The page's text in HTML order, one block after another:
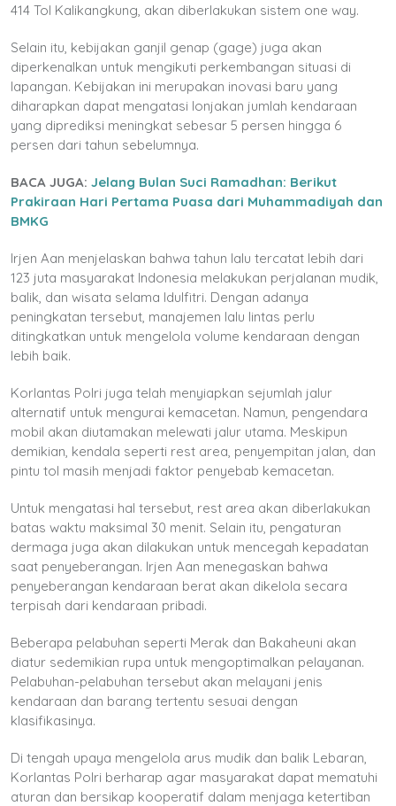
414 Tol Kalikangkung, akan diberlakukan sistem one way.
Selain itu, kebijakan ganjil genap (gage) juga akan
diperkenalkan untuk mengikuti perkembangan situasi di
lapangan. Kebijakan ini merupakan inovasi baru yang
diharapkan dapat mengatasi lonjakan jumlah kendaraan
yang diprediksi meningkat sebesar 5 persen hingga 6
persen dari tahun sebelumnya.
BACA JUGA: Jelang Bulan Suci Ramadhan: Berikut
Prakiraan Hari Pertama Puasa dari Muhammadiyah dan
BMKG
Irjen Aan menjelaskan bahwa tahun lalu tercatat lebih dari
123 juta masyarakat Indonesia melakukan perjalanan mudik,
balik, dan wisata selama Idulfitri. Dengan adanya
peningkatan tersebut, manajemen lalu lintas perlu
ditingkatkan untuk mengelola volume kendaraan dengan
lebih baik.
Korlantas Polri juga telah menyiapkan sejumlah jalur
alternatif untuk mengurai kemacetan. Namun, pengendara
mobil akan diutamakan melewati jalur utama. Meskipun
demikian, kendala seperti rest area, penyempitan jalan, dan
pintu tol masih menjadi faktor penyebab kemacetan.
Untuk mengatasi hal tersebut, rest area akan diberlakukan
batas waktu maksimal 30 menit. Selain itu, pengaturan
dermaga juga akan dilakukan untuk mencegah kepadatan
saat penyeberangan. Irjen Aan menegaskan bahwa
penyeberangan kendaraan berat akan dikelola secara
terpisah dari kendaraan pribadi.
Beberapa pelabuhan seperti Merak dan Bakaheuni akan
diatur sedemikian rupa untuk mengoptimalkan pelayanan.
Pelabuhan-pelabuhan tersebut akan melayani jenis
kendaraan dan barang tertentu sesuai dengan
klasifikasinya.
Di tengah upaya mengelola arus mudik dan balik Lebaran,
Korlantas Polri berharap agar masyarakat dapat mematuhi
aturan dan bersikap kooperatif dalam menjaga ketertiban